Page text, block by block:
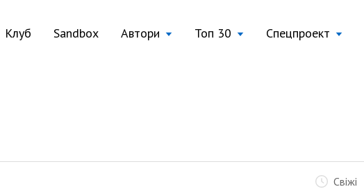
Клуб Sandbox Автори Топ 30 Спецпроект
Свіжі